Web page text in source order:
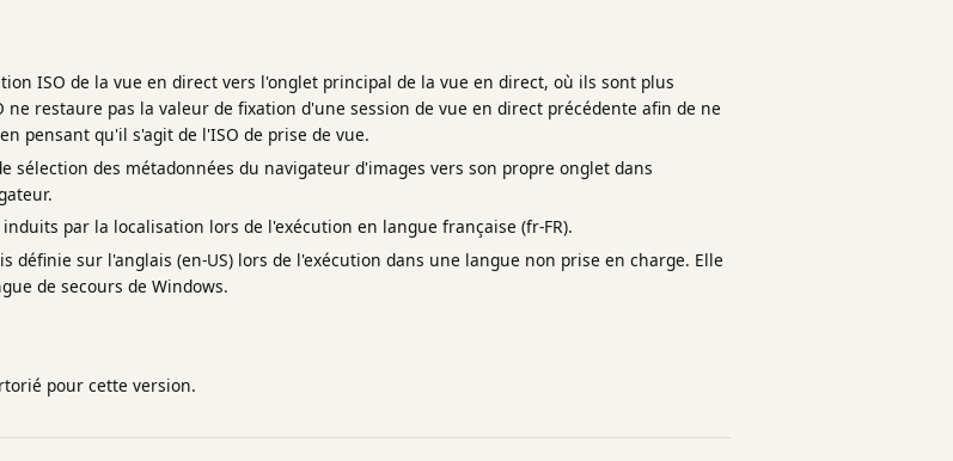
ISO de la vue en direct vers l'onglet principal de la vue en direct, où ils sont plus
restaure pas la valeur de fixation d'une session de vue en direct précédente afin de ne
pensant qu'il s'agit de l'ISO de prise de vue.
sélection des métadonnées du navigateur d'images vers son propre onglet dans
par la localisation lors de l'exécution en langue française (fr-FR).
définie sur l'anglais (en-US) lors de l'exécution dans une langue non prise en charge. Elle
de secours de Windows.
pour cette version.